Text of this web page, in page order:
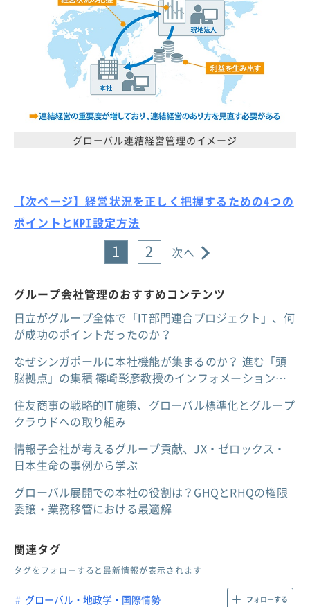
グローバル連結経営管理のイメージ
【次ページ】経営状況を正しく把握するための4つの
ポイントとKPI設定方法
1 2 次へ
グループ会社管理のおすすめコンテンツ
日立がグループ全体で「IT部門連合プロジェクト」、何
が成功のポイントだったのか？
なぜシンガポールに本社機能が集まるのか？ 進む「頭
脳拠点」の集積 篠崎彰彦教授のインフォメーション…
住友商事の戦略的IT施策、グローバル標準化とグループ
クラウドへの取り組み
情報子会社が考えるグループ貢献、JX・ゼロックス・
日本生命の事例から学ぶ
グローバル展開での本社の役割は？GHQとRHQの権限
委譲・業務移管における最適解
関連タグ
タグをフォローすると最新情報が表示されます
グローバル・地政学・国際情勢 フォローする